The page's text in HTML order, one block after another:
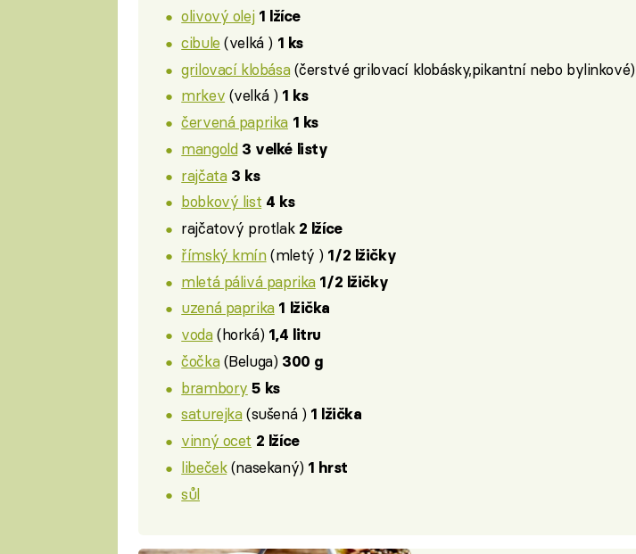
olivový olej 1 lžíce
cibule (velká ) 1 ks
grilovací klobása(čerstvé grilovací klobásky,pikantní nebo bylinkové)
mrkev (velká ) 1 ks
červená paprika 1 ks
mangold 3 velké listy
rajčata 3 ks
bobkový list 4 ks
rajčatový protlak 2 lžíce
římský kmín(mletý ) 1/2 lžičky
mletá pálivá paprika 1/2 lžičky
uzená paprika 1 lžička
voda(horká) 1,4 litru
čočka(Beluga) 300 g
brambory 5 ks
saturejka(sušená ) 1 lžička
vinný ocet 2 lžíce
libeček(nasekaný) 1 hrst
sůl